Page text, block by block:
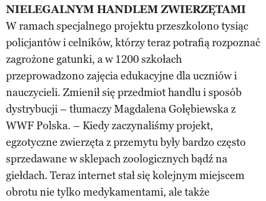
NIELEGALNYM HANDLEM ZWIERZĘTAMI
W ramach specjalnego projektu przeszkolono tysiąc
policjantów i celników, którzy teraz potrafią rozpoznać
zagrożone gatunki, a w 1200 szkołach
przeprowadzono zajęcia edukacyjne dla uczniów i
nauczycieli. Zmienił się przedmiot handlu i sposób
dystrybucji – tłumaczy Magdalena Gołębiewska z
WWF Polska. – Kiedy zaczynaliśmy projekt,
egzotyczne zwierzęta z przemytu były bardzo często
sprzedawane w sklepach zoologicznych bądź na
giełdach. Teraz internet stał się kolejnym miejscem
obrotu nie tylko medykamentami, ale także